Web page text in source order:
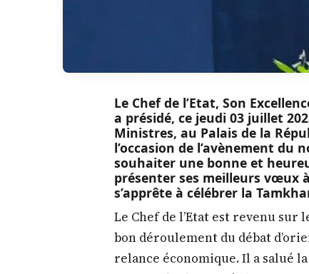
Le Chef de l’Etat est revenu
bon déroulement du débat
relance économique. Il a salué
respect des lois et règlements
institutions de la République. A
l’Assemblée nationale pour la
permis d’éclairer les citoyens
ainsi que les investissements et
œuvre de l’Agenda national de
Ministre de poursuivre les
mettre l’accent sur
intérieure et le développement